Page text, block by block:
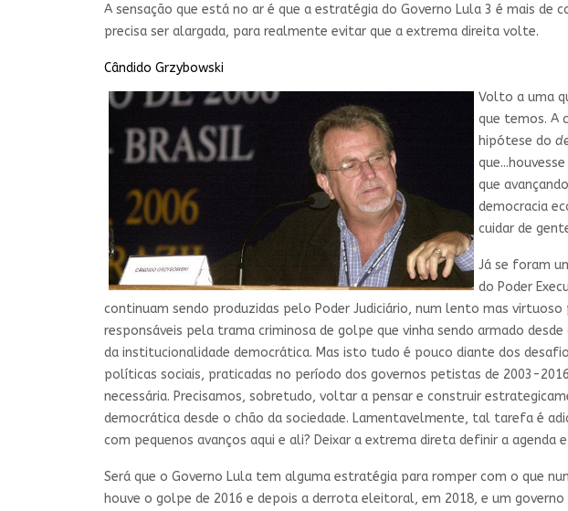
A sensação que está no ar é que a estratégia do Governo Lula 3 é mais de
precisa ser alargada, para realmente evitar que a extrema direita volte.
Cândido Grzybowski
Volto a uma
que temos. A
hipótese do
que
democracia
cuidar de
Já se foram
do Poder
continuam sendo produzidas pelo Poder Judiciário, num lento mas
responsáveis pela trama criminosa de golpe que vinha sendo armado
da institucionalidade democrática. Mas isto tudo é pouco diante dos
políticas sociais, praticadas no período dos governos petistas de 2003-
necessária. Precisamos, sobretudo, voltar a pensar e construir
democrática desde o chão da sociedade. Lamentavelmente, tal tarefa é
com pequenos avanços aqui e ali? Deixar a extrema direta definir a
Será que o Governo Lula tem alguma estratégia para romper com o que
houve o golpe de 2016 e depois a derrota eleitoral, em 2018, e um